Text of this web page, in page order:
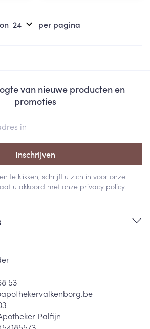
per pagina
van nieuwe producten en
promoties
Inschrijven
te klikken, schrijft u zich in voor onze
u akkoord met onze privacy policy.
53
apothekervalkenborg.be
Palfijn